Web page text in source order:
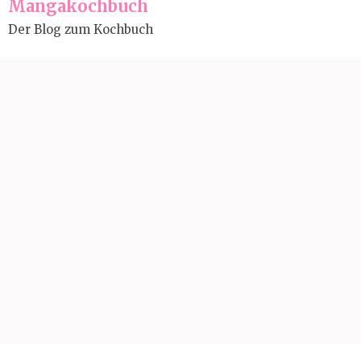
Mangakochbuch
Der Blog zum Kochbuch